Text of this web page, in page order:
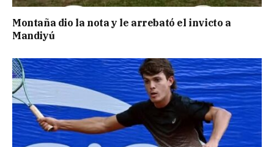
Montaña dio la nota y le arrebató el invicto a
Mandiyú